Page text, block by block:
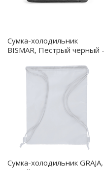
Сумка-холодильник
BISMAR, Пестрый черный -
Сумка-холодильник GRAJA,